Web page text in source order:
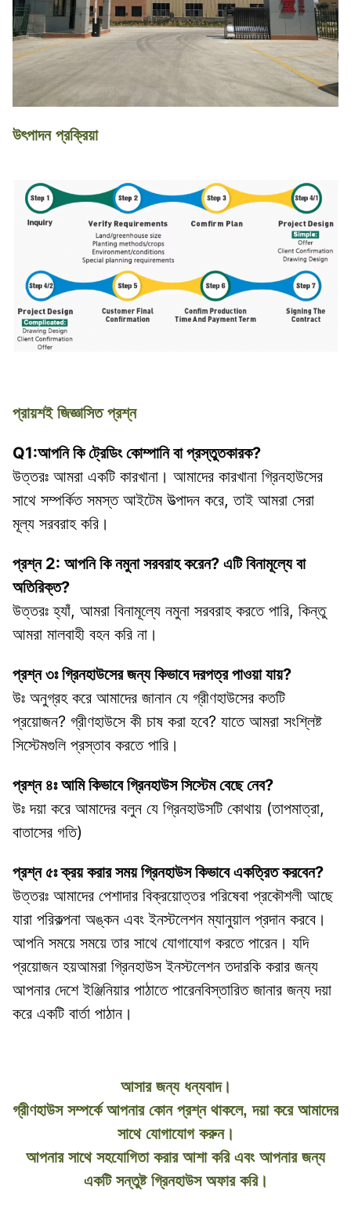
উৎপাদন প্রক্রিয়া
প্রায়শই জিজ্ঞাসিত প্রশ্ন
Q1:আপনি কি ট্রেডিং কোম্পানি বা প্রস্তুতকারক?
উত্তরঃ আমরা একটি কারখানা। আমাদের কারখানা গ্রিনহাউসের
সাথে সম্পর্কিত সমস্ত আইটেম উত্পাদন করে, তাই আমরা সেরা
মূল্য সরবরাহ করি।
প্রশ্ন 2: আপনি কি নমুনা সরবরাহ করেন? এটি বিনামূল্যে বা
অতিরিক্ত?
উত্তরঃ হ্যাঁ, আমরা বিনামূল্যে নমুনা সরবরাহ করতে পারি, কিন্তু
আমরা মালবাহী বহন করি না।
প্রশ্ন ৩ঃ গ্রিনহাউসের জন্য কিভাবে দরপত্র পাওয়া যায়?
উঃ অনুগ্রহ করে আমাদের জানান যে গ্রীণহাউসের কতটি
প্রয়োজন? গ্রীণহাউসে কী চাষ করা হবে? যাতে আমরা সংশ্লিষ্ট
সিস্টেমগুলি প্রস্তাব করতে পারি।
প্রশ্ন ৪ঃ আমি কিভাবে গ্রিনহাউস সিস্টেম বেছে নেব?
উঃ দয়া করে আমাদের বলুন যে গ্রিনহাউসটি কোথায় (তাপমাত্রা,
বাতাসের গতি)
প্রশ্ন ৫ঃ ক্রয় করার সময় গ্রিনহাউস কিভাবে একত্রিত করবেন?
উত্তরঃ আমাদের পেশাদার বিক্রয়োত্তর পরিষেবা প্রকৌশলী আছে
যারা পরিকল্পনা অঙ্কন এবং ইনস্টলেশন ম্যানুয়াল প্রদান করবে।
আপনি সময়ে সময়ে তার সাথে যোগাযোগ করতে পারেন। যদি
প্রয়োজন হয়আমরা গ্রিনহাউস ইনস্টলেশন তদারকি করার জন্য
আপনার দেশে ইঞ্জিনিয়ার পাঠাতে পারেনবিস্তারিত জানার জন্য দয়া
করে একটি বার্তা পাঠান।
আসার জন্য ধন্যবাদ।
গ্রীণহাউস সম্পর্কে আপনার কোন প্রশ্ন থাকলে, দয়া করে আমাদের
সাথে যোগাযোগ করুন।
আপনার সাথে সহযোগিতা করার আশা করি এবং আপনার জন্য
একটি সন্তুষ্ট গ্রিনহাউস অফার করি।